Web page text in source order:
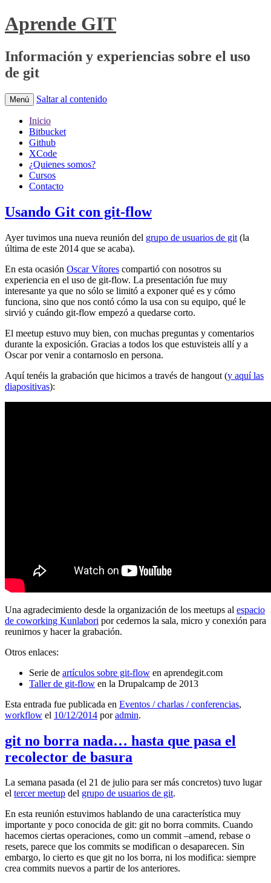
Aprende GIT
Información y experiencias sobre el uso
de git
Menú Saltar al contenido
Inicio
Bitbucket
Github
XCode
¿Quienes somos?
Cursos
Contacto
Usando Git con git-flow
Ayer tuvimos una nueva reunión del grupo de usuarios de git (la
última de este 2014 que se acaba).
En esta ocasión Oscar Vítores compartió con nosotros su
experiencia en el uso de git-flow. La presentación fue muy
interesante ya que no sólo se limitó a exponer qué es y cómo
funciona, sino que nos contó cómo la usa con su equipo, qué le
sirvió y cuándo git-flow empezó a quedarse corto.
El meetup estuvo muy bien, con muchas preguntas y comentarios
durante la exposición. Gracias a todos los que estuvisteis allí y a
Oscar por venir a contarnoslo en persona.
Aquí tenéis la grabación que hicimos a través de hangout (y aquí las
diapositivas):
Una agradecimiento desde la organización de los meetups al espacio
de coworking Kunlabori por cedernos la sala, micro y conexión para
reunirnos y hacer la grabación.
Otros enlaces:
Serie de artículos sobre git-flow en aprendegit.com
Taller de git-flow en la Drupalcamp de 2013
Esta entrada fue publicada en Eventos / charlas / conferencias,
workflow el 10/12/2014 poradmin.
git no borra nada… hasta que pasa el
recolector de basura
La semana pasada (el 21 de julio para ser más concretos) tuvo lugar
el tercer meetup del grupo de usuarios de git.
En esta reunión estuvimos hablando de una característica muy
importante y poco conocida de git: git no borra commits. Cuando
hacemos ciertas operaciones, como un commit –amend, rebase o
resets, parece que los commits se modifican o desaparecen. Sin
embargo, lo cierto es que git no los borra, ni los modifica: siempre
crea commits nuevos a partir de los anteriores.